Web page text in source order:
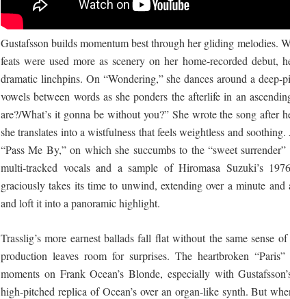
Gustafsson builds momentum best through her gliding melodies.
feats were used more as scenery on her home-recorded debut,
dramatic linchpins. On “Wondering,” she dances around a deep-
vowels between words as she ponders the afterlife in an
are?/What’s it gonna be without you?” She wrote the song after
she translates into a wistfulness that feels weightless and
“Pass Me By,” on which she succumbs to the “sweet
multi-tracked vocals and a sample of Hiromasa Suzuki’s
graciously takes its time to unwind, extending over a minute
and loft it into a panoramic highlight.
Trasslig’s more earnest ballads fall flat without the same sense
production leaves room for surprises. The heartbroken
moments on Frank Ocean’s Blonde, especially with
high-pitched replica of Ocean’s over an organ-like synth. But